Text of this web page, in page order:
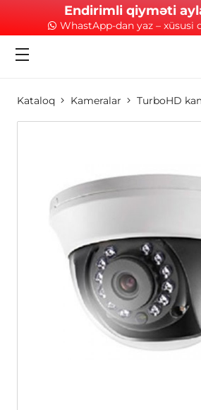
Endirimli qiyməti
WhastApp-dan yaz – xüsusi
Kataloq Kameralar TurboHD